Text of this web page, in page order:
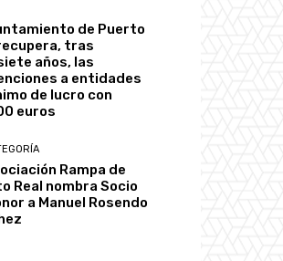
de Puerto
tras
años, las
a entidades
de lucro con
euros
Rampa de
Real nombra Socio
a Manuel Rosendo